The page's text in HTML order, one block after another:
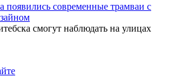
появились современные трамваи с
смогут наблюдать на улицах